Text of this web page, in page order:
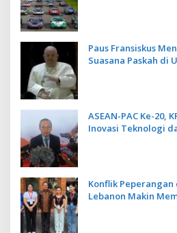
Paus Fransiskus
Suasana Paskah di
ASEAN-PAC Ke-20,
Inovasi Teknologi
Konflik
Lebanon Makin